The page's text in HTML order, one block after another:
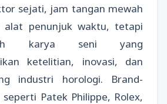
sejati, jam tangan mewah
alat penunjuk waktu, tetapi
karya seni yang
ketelitian, inovasi, dan
industri horologi. Brand-
Patek Philippe, Rolex,